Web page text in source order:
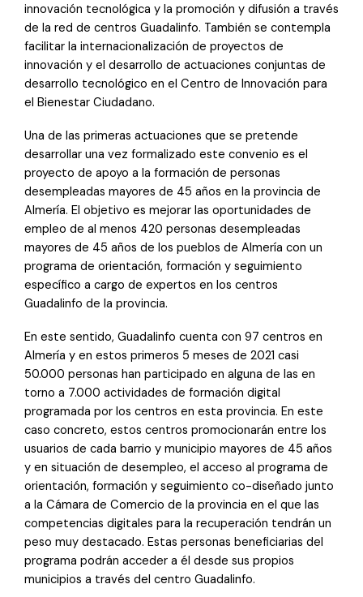
innovación tecnológica y la promoción y difusión a través
de la red de centros Guadalinfo. También se contempla
facilitar la internacionalización de proyectos de
innovación y el desarrollo de actuaciones conjuntas de
desarrollo tecnológico en el Centro de Innovación para
el Bienestar Ciudadano.
Una de las primeras actuaciones que se pretende
desarrollar una vez formalizado este convenio es el
proyecto de apoyo a la formación de personas
desempleadas mayores de 45 años en la provincia de
Almería. El objetivo es mejorar las oportunidades de
empleo de al menos 420 personas desempleadas
mayores de 45 años de los pueblos de Almería con un
programa de orientación, formación y seguimiento
específico a cargo de expertos en los centros
Guadalinfo de la provincia.
En este sentido, Guadalinfo cuenta con 97 centros en
Almería y en estos primeros 5 meses de 2021 casi
50.000 personas han participado en alguna de las en
torno a 7.000 actividades de formación digital
programada por los centros en esta provincia. En este
caso concreto, estos centros promocionarán entre los
usuarios de cada barrio y municipio mayores de 45 años
y en situación de desempleo, el acceso al programa de
orientación, formación y seguimiento co-diseñado junto
a la Cámara de Comercio de la provincia en el que las
competencias digitales para la recuperación tendrán un
peso muy destacado. Estas personas beneficiarias del
programa podrán acceder a él desde sus propios
municipios a través del centro Guadalinfo.